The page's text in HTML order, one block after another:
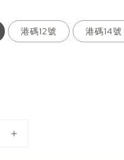
港碼12號 港碼14號